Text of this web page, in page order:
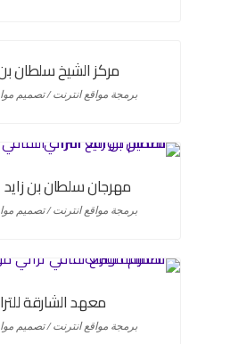
مركز الشيخ سلطان
برمجة مواقع انترنت / تصميم
مهرجان سلطان بن زايد
برمجة مواقع انترنت / تصميم
معهد الشارقة
برمجة مواقع انترنت / تصميم